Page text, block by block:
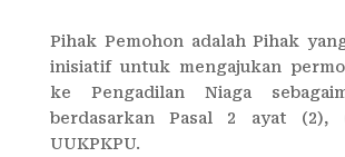
Pihak Pemohon adalah Pihak
inisiatif untuk mengajukan
ke Pengadilan Niaga
berdasarkan Pasal 2 ayat (2),
UUKPKPU.